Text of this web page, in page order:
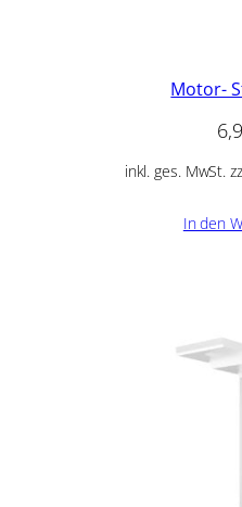
Motor-
inkl. ges. MwSt.
In den